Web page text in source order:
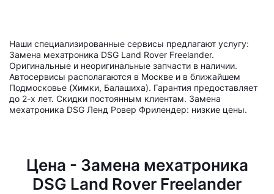
Наши специализированные сервисы предлагают услугу:
Замена мехатроника DSG Land Rover Freelander.
Оригинальные и неоригинальные запчасти в наличии.
Автосервисы располагаются в Москве и в ближайшем
Подмосковье (Химки, Балашиха). Гарантия предоставляет
до 2-х лет. Скидки постоянным клиентам. Замена
мехатроника DSG Ленд Ровер Фрилендер: низкие цены.
Цена - Замена мехатроника
DSG Land Rover Freelander